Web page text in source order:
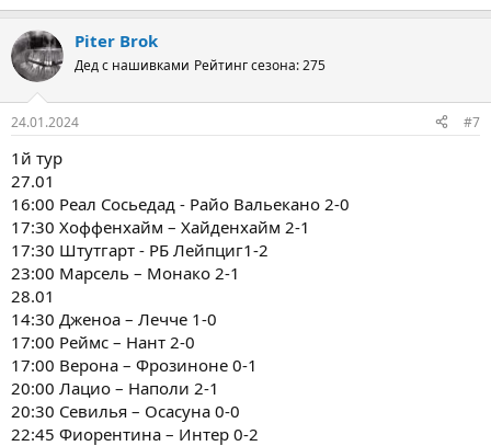
Piter Brok
Дед с нашивками Рейтинг сезона: 275
24.01.2024 #7
1й тур
27.01
16:00 Реал Сосьедад - Райо Вальекано 2-0
17:30 Хоффенхайм – Хайденхайм 2-1
17:30 Штутгарт - РБ Лейпциг1-2
23:00 Марсель – Монако 2-1
28.01
14:30 Дженоа – Лечче 1-0
17:00 Реймс – Нант 2-0
17:00 Верона – Фрозиноне 0-1
20:00 Лацио – Наполи 2-1
20:30 Севилья – Осасуна 0-0
22:45 Фиорентина – Интер 0-2